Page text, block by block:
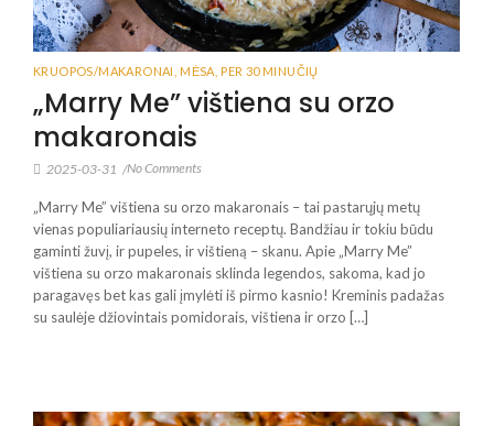
KRUOPOS/MAKARONAI MĖSA PER 30 MINUČIŲ
„Marry Me” vištiena su orzo
makaronais
2025-03-31 /No Comments
„Marry Me” vištiena su orzo makaronais – tai pastarųjų metų
vienas populiariausių interneto receptų. Bandžiau ir tokiu būdu
gaminti žuvį, ir pupeles, ir vištieną – skanu. Apie „Marry Me”
vištiena su orzo makaronais sklinda legendos, sakoma, kad jo
paragavęs bet kas gali įmylėti iš pirmo kasnio! Kreminis padažas
su saulėje džiovintais pomidorais, vištiena ir orzo […]